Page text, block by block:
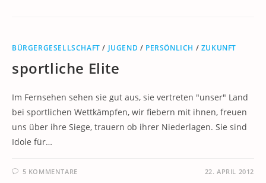
BÜRGERGESELLSCHAFT / JUGEND / PERSÖNLICH / ZUKUNFT
sportliche Elite
Im Fernsehen sehen sie gut aus, sie vertreten "unser" Land
bei sportlichen Wettkämpfen, wir fiebern mit ihnen, freuen
uns über ihre Siege, trauern ob ihrer Niederlagen. Sie sind
Idole für…
5 KOMMENTARE 22. APRIL 2012